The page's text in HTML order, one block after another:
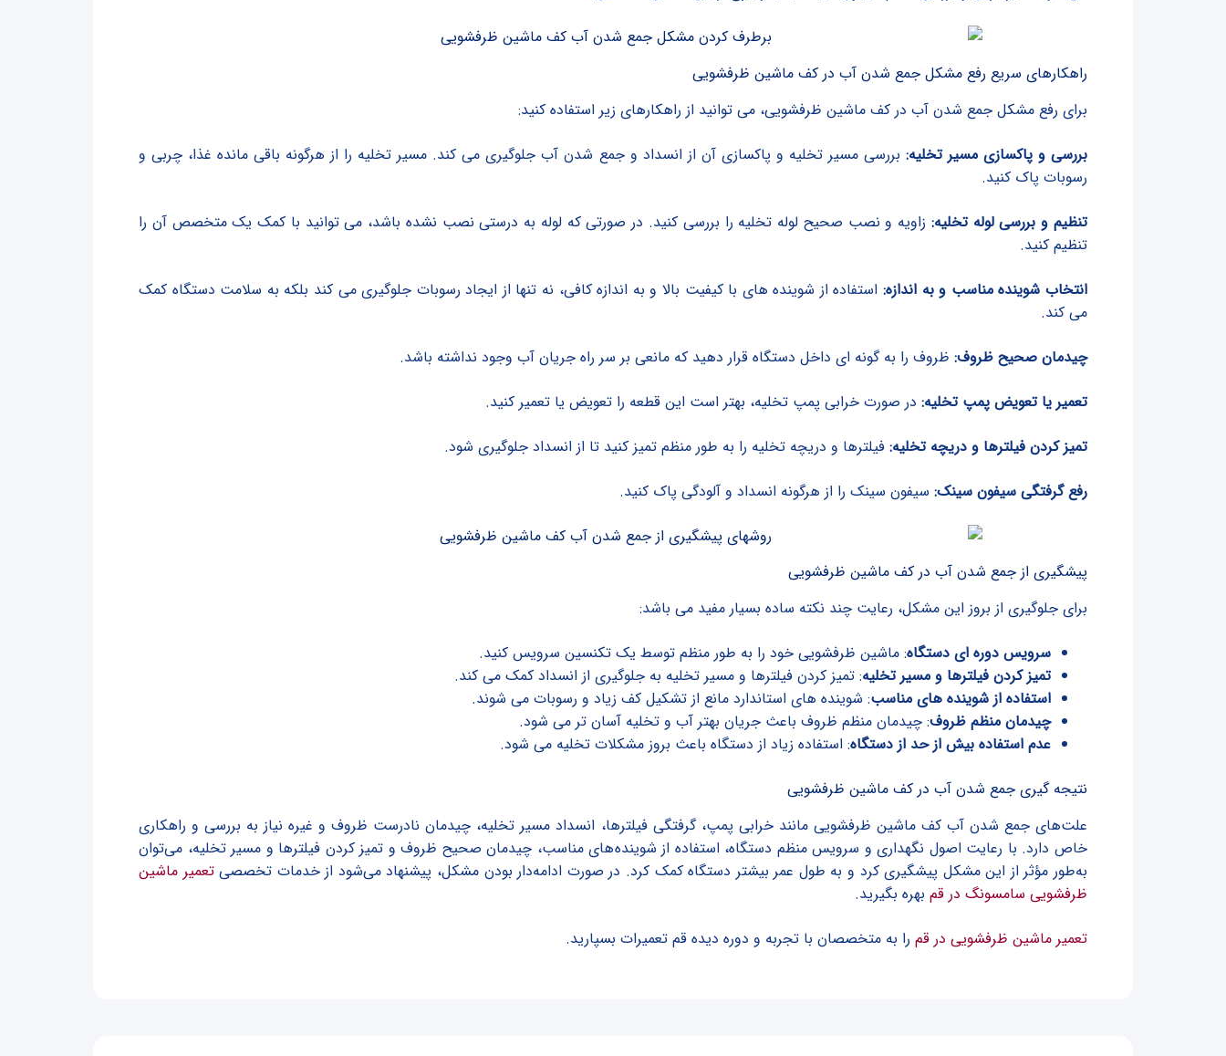
راهکارهای سریع رفع مشکل جمع شدن آب در کف ماشین ظرفشویی
برای رفع مشکل جمع شدن آب در کف ماشین ظرفشویی، می توانید از راهکارهای زیر استفاده کنید:
بررسی و پاکسازی مسیر تخلیه: بررسی مسیر تخلیه و پاکسازی آن از انسداد و جمع شدن آب جلوگیری می کند. مسیر تخلیه را از هرگونه باقی مانده غذا، چربی و
رسوبات پاک کنید.
تنظیم و بررسی لوله تخلیه: زاویه و نصب صحیح لوله تخلیه را بررسی کنید. در صورتی که لوله به درستی نصب نشده باشد، می توانید با کمک یک متخصص آن را
تنظیم کنید.
انتخاب شوینده مناسب و به اندازه: استفاده از شوینده های با کیفیت بالا و به اندازه کافی، نه تنها از ایجاد رسوبات جلوگیری می کند بلکه به سلامت دستگاه کمک
می کند.
چیدمان صحیح ظروف: ظروف را به گونه ای داخل دستگاه قرار دهید که مانعی بر سر راه جریان آب وجود نداشته باشد.
تعمیر یا تعویض پمپ تخلیه: در صورت خرابی پمپ تخلیه، بهتر است این قطعه را تعویض یا تعمیر کنید.
تمیز کردن فیلترها و دریچه تخلیه: فیلترها و دریچه تخلیه را به طور منظم تمیز کنید تا از انسداد جلوگیری شود.
رفع گرفتگی سیفون سینک: سیفون سینک را از هرگونه انسداد و آلودگی پاک کنید.
پیشگیری از جمع شدن آب در کف ماشین ظرفشویی
برای جلوگیری از بروز این مشکل، رعایت چند نکته ساده بسیار مفید می باشد:
سرویس دوره ای دستگاه: ماشین ظرفشویی خود را به طور منظم توسط یک تکنسین سرویس کنید.
تمیز کردن فیلترها و مسیر تخلیه: تمیز کردن فیلترها و مسیر تخلیه به جلوگیری از انسداد کمک می کند.
استفاده از شوینده های مناسب: شوینده های استاندارد مانع از تشکیل کف زیاد و رسوبات می شوند.
چیدمان منظم ظروف: چیدمان منظم ظروف باعث جریان بهتر آب و تخلیه آسان تر می شود.
عدم استفاده بیش از حد از دستگاه: استفاده زیاد از دستگاه باعث بروز مشکلات تخلیه می شود.
نتیجه گیری جمع شدن آب در کف ماشین ظرفشویی
علت‌های جمع شدن آب کف ماشین ظرفشویی مانند خرابی پمپ، گرفتگی فیلترها، انسداد مسیر تخلیه، چیدمان نادرست ظروف و غیره نیاز به بررسی و راهکاری
خاص دارد. با رعایت اصول نگهداری و سرویس منظم دستگاه، استفاده از شوینده‌های مناسب، چیدمان صحیح ظروف و تمیز کردن فیلترها و مسیر تخلیه، می‌توان
به‌طور مؤثر از این مشکل پیشگیری کرد و به طول عمر بیشتر دستگاه کمک کرد. در صورت ادامه‌دار بودن مشکل، پیشنهاد می‌شود از خدمات تخصصیتعمیر ماشین
ظرفشویی سامسونگ در قم بهره بگیرید.
تعمیر ماشین ظرفشویی در قم را به متخصصان با تجربه و دوره دیده قم تعمیرات بسپارید.